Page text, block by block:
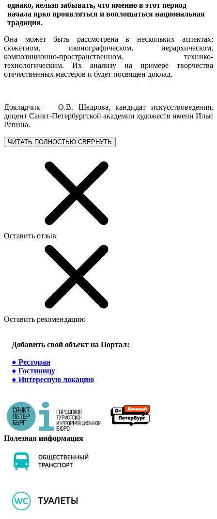
однако, нельзя забывать, что именно в этот период
начала ярко проявляться и воплощаться национальная
традиция.
Она может быть рассмотрена в нескольких аспектах:
сюжетном, иконографическом, иерархическом,
композиционно-пространственном, технико-
технологическим. Их анализу на примере творчества
отечественных мастеров и будет посвящен доклад.
Докладчик — О.В. Щедрова, кандидат искусствоведения,
доцент Санкт-Петербургской академии художеств имени Ильи
Репина.
ЧИТАТЬ ПОЛНОСТЬЮ СВЕРНУТЬ
Оставить отзыв
Оставить рекомендацию
Добавить свой объект на Портал:
● Ресторан
● Гостиницу
● Интересную локацию
Полезная информация